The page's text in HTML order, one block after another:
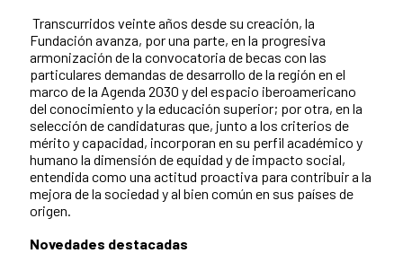
Transcurridos veinte años desde su creación, la
Fundación avanza, por una parte, en la progresiva
armonización de la convocatoria de becas con las
particulares demandas de desarrollo de la región en el
marco de la Agenda 2030 y del espacio iberoamericano
del conocimiento y la educación superior; por otra, en la
selección de candidaturas que, junto a los criterios de
mérito y capacidad, incorporan en su perfil académico y
humano la dimensión de equidad y de impacto social,
entendida como una actitud proactiva para contribuir a la
mejora de la sociedad y al bien común en sus países de
origen.
Novedades destacadas